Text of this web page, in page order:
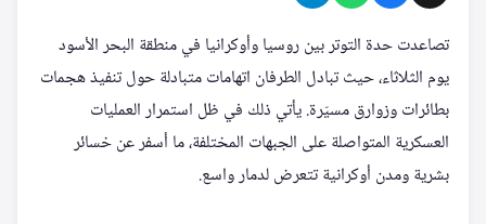
تصاعدت حدة التوتر بين روسيا وأوكرانيا في منطقة البحر الأسود
يوم الثلاثاء، حيث تبادل الطرفان اتهامات متبادلة حول تنفيذ هجمات
بطائرات وزوارق مسيّرة. يأتي ذلك في ظل استمرار العمليات
العسكرية المتواصلة على الجبهات المختلفة، ما أسفر عن خسائر
بشرية ومدن أوكرانية تتعرض لدمار واسع.